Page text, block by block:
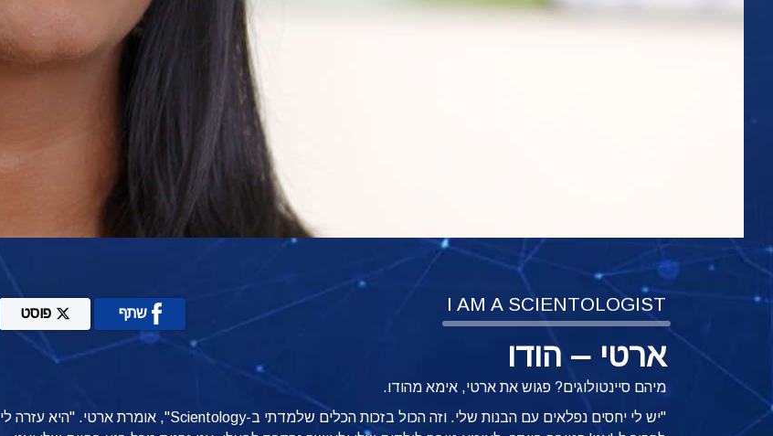
Video
I AM A SCIENTOLOGIST שתף פוסט
ארטי – הודו
מיהם סיינטולוגים? פגוש את ארטי, אימא מהודו.
"יש לי יחסים נפלאים עם הבנות שלי. וזה הכול בזכות הכלים שלמדתי ב-Scientology", אומרת ארטי. "היא עזרה לי